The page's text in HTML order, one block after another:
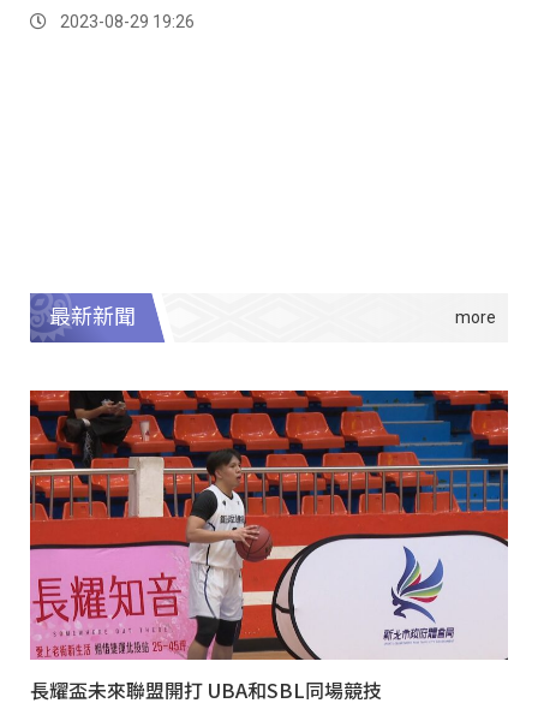
2023-08-29 19:26
最新新聞
長耀盃未來聯盟開打 UBA和SBL同場競技